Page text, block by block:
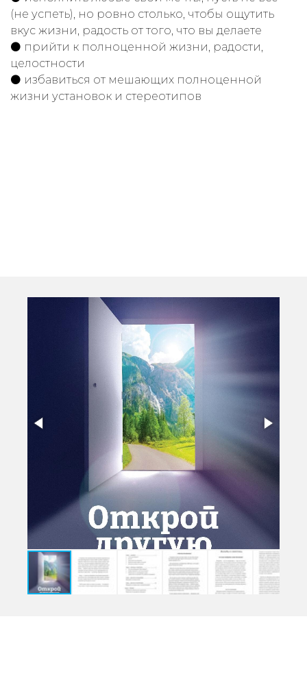
(не успеть), но ровно столько, чтобы ощутить
вкус жизни, радость от того, что вы делаете
⚫ прийти к полноценной жизни, радости,
целостности
⚫ избавиться от мешающих полноценной
жизни установок и стереотипов